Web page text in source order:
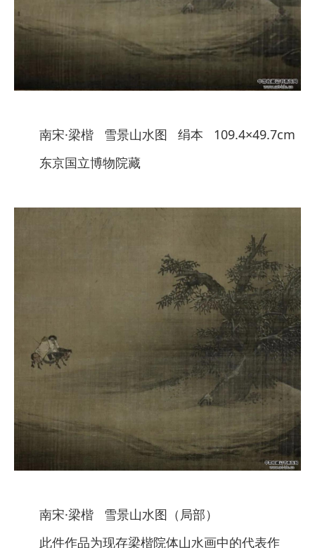
南宋·梁楷 雪景山水图 绢本 109.4×49.7cm
东京国立博物院藏
南宋·梁楷 雪景山水图（局部）
此件作品为现存梁楷院体山水画中的代表作